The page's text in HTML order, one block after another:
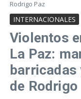
Rodrigo Paz
INTERNACIONALES
Violentos
La Paz:
barricadas
de Rodrigo